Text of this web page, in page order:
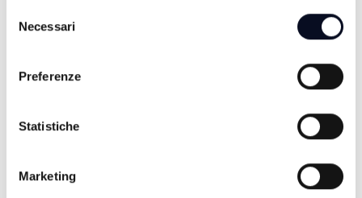
delNecessari
Preferenze
Statistiche
Marketing
RAVENNA: Spiagge pubbliche trasformate in depositi
ed occupate in modo illecito | FOTO
FORLÌ: Coppia fa sesso in pubblico nel centro storico,